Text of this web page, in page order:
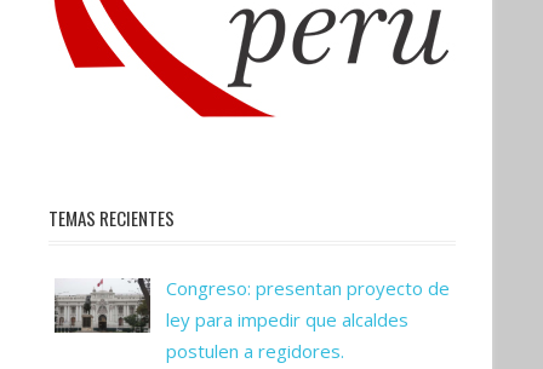
TEMAS RECIENTES
Congreso: presentan proyecto de
ley para impedir que alcaldes
postulen a regidores.